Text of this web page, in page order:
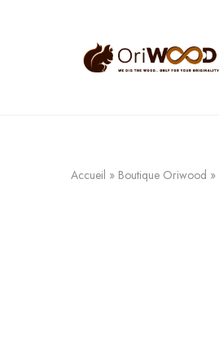
Oriwood
We
Dig
Accueil » Boutique Oriwood »